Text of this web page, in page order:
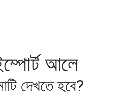
আলে
দেখতে হবে?